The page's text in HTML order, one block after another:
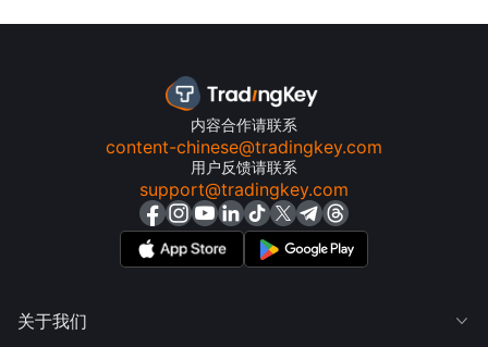
内容合作请联系
content-chinese@tradingkey.com
用户反馈请联系
support@tradingkey.com
关于我们 